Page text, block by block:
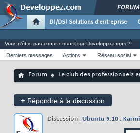
DI/DSI Solutions d'entreprise
Vous n'êtes pas encore inscrit sur Developpez.com ?
Derniers messages
Actions Réseau social
Forum Le club des professionnels
+ Répondre à la discussion
Discussion : Ubuntu 9.10 :